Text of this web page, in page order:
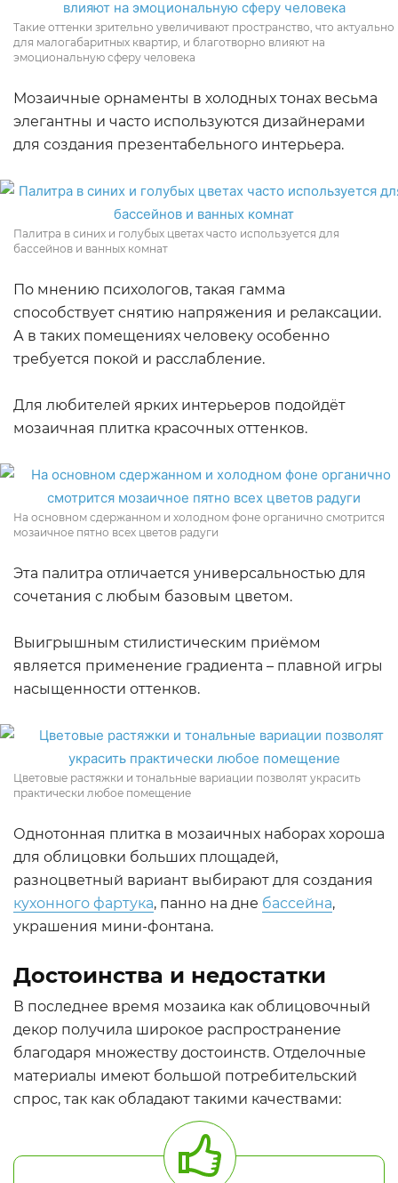
Такие оттенки зрительно увеличивают пространство, что актуально
для малогабаритных квартир, и благотворно влияют на
эмоциональную сферу человека
Мозаичные орнаменты в холодных тонах весьма
элегантны и часто используются дизайнерами
для создания презентабельного интерьера.
Палитра в синих и голубых цветах часто используется для
бассейнов и ванных комнат
По мнению психологов, такая гамма
способствует снятию напряжения и релаксации.
А в таких помещениях человеку особенно
требуется покой и расслабление.
Для любителей ярких интерьеров подойдёт
мозаичная плитка красочных оттенков.
На основном сдержанном и холодном фоне органично смотрится
мозаичное пятно всех цветов радуги
Эта палитра отличается универсальностью для
сочетания с любым базовым цветом.
Выигрышным стилистическим приёмом
является применение градиента – плавной игры
насыщенности оттенков.
Цветовые растяжки и тональные вариации позволят украсить
практически любое помещение
Однотонная плитка в мозаичных наборах хороша
для облицовки больших площадей,
разноцветный вариант выбирают для создания
кухонного фартука, панно на дне бассейна,
украшения мини-фонтана.
Достоинства и недостатки
В последнее время мозаика как облицовочный
декор получила широкое распространение
благодаря множеству достоинств. Отделочные
материалы имеют большой потребительский
спрос, так как обладают такими качествами: